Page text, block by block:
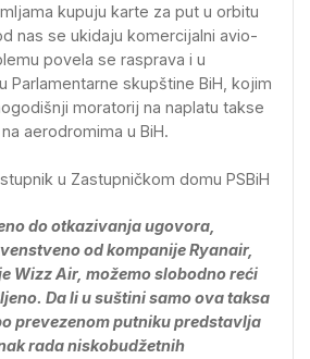
kupuju karte za put u orbitu
nas se ukidaju komercijalni avio-
povela se rasprava i u
Parlamentarne skupštine BiH, kojim
moratorij na naplatu takse
aerodromima u BiH.
u Zastupničkom domu PSBiH
do otkazivanja ugovora,
od kompanije Ryanair,
Wizz Air, možemo slobodno reći
Da li u suštini samo ova taksa
prevezenom putniku predstavlja
rada niskobudžetnih